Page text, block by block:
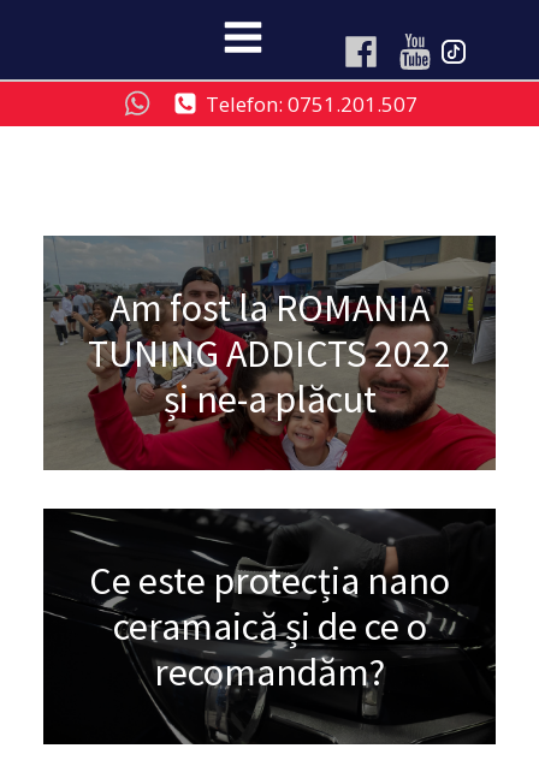
Telefon: 0751.201.507
Am fost la ROMANIA
TUNING ADDICTS 2022
și ne-a plăcut
Ce este protecția nano
ceramaică și de ce o
recomandăm?